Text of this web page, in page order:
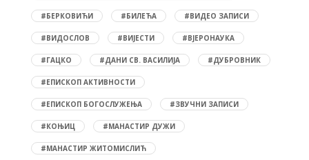
#БЕРКОВИЋИ #БИЛЕЋА #ВИДЕО ЗАПИСИ
#ВИДОСЛОВ #ВИЈЕСТИ #ВЈЕРОНАУКА
#ГАЦКО #ДАНИ СВ. ВАСИЛИЈА #ДУБРОВНИК
#ЕПИСКОП АКТИВНОСТИ
#ЕПИСКОП БОГОСЛУЖЕЊА #ЗВУЧНИ ЗАПИСИ
#КОЊИЦ #МАНАСТИР ДУЖИ
#МАНАСТИР ЖИТОМИСЛИЋ